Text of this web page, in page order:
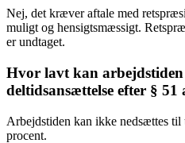
Nej, det kræver aftale med
muligt og hensigtsmæssigt.
er undtaget.
Hvor lavt kan arbejdstiden
deltidsansættelse efter § 51
Arbejdstiden kan ikke nedsættes
procent.